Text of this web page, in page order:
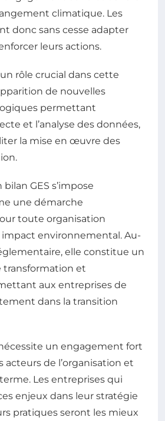
climatique. Les
donc sans cesse adapter
leurs actions.
rôle crucial dans cette
de nouvelles
permettant
et l’analyse des données,
la mise en œuvre des
bilan GES s’impose
une démarche
toute organisation
impact environnemental. Au-
elle constitue un
transformation et
aux entreprises de
dans la transition
un engagement fort
acteurs de l’organisation et
Les entreprises qui
enjeux dans leur stratégie
pratiques seront les mieux